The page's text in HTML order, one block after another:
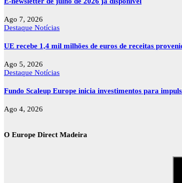
Ago 7, 2026
Destaque Notícias
UE recebe 1,4 mil milhões de euros de receitas
Ago 5, 2026
Destaque Notícias
Fundo Scaleup Europe inicia investimentos para
Ago 4, 2026
O Europe Direct Madeira